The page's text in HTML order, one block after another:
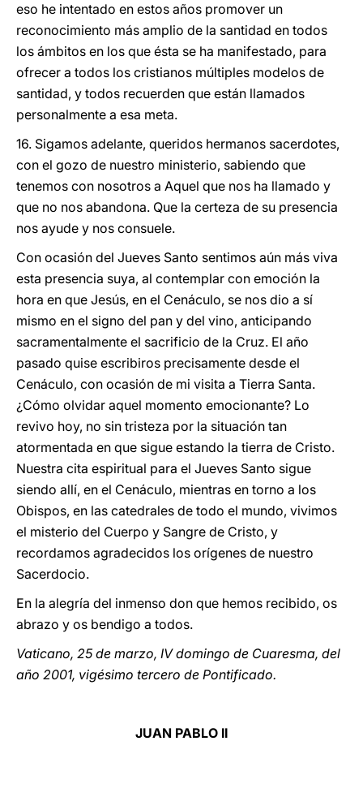
eso he intentado en estos años promover un
reconocimiento más amplio de la santidad en todos
los ámbitos en los que ésta se ha manifestado, para
ofrecer a todos los cristianos múltiples modelos de
santidad, y todos recuerden que están llamados
personalmente a esa meta.
16. Sigamos adelante, queridos hermanos sacerdotes,
con el gozo de nuestro ministerio, sabiendo que
tenemos con nosotros a Aquel que nos ha llamado y
que no nos abandona. Que la certeza de su presencia
nos ayude y nos consuele.
Con ocasión del Jueves Santo sentimos aún más viva
esta presencia suya, al contemplar con emoción la
hora en que Jesús, en el Cenáculo, se nos dio a sí
mismo en el signo del pan y del vino, anticipando
sacramentalmente el sacrificio de la Cruz. El año
pasado quise escribiros precisamente desde el
Cenáculo, con ocasión de mi visita a Tierra Santa.
¿Cómo olvidar aquel momento emocionante? Lo
revivo hoy, no sin tristeza por la situación tan
atormentada en que sigue estando la tierra de Cristo.
Nuestra cita espiritual para el Jueves Santo sigue
siendo allí, en el Cenáculo, mientras en torno a los
Obispos, en las catedrales de todo el mundo, vivimos
el misterio del Cuerpo y Sangre de Cristo, y
recordamos agradecidos los orígenes de nuestro
Sacerdocio.
En la alegría del inmenso don que hemos recibido, os
abrazo y os bendigo a todos.
Vaticano, 25 de marzo, IV domingo de Cuaresma, del
año 2001, vigésimo tercero de Pontificado.
JUAN PABLO II